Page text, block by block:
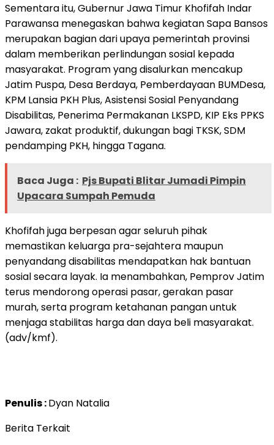
Sementara itu, Gubernur Jawa Timur Khofifah Indar
Parawansa menegaskan bahwa kegiatan Sapa Bansos
merupakan bagian dari upaya pemerintah provinsi
dalam memberikan perlindungan sosial kepada
masyarakat. Program yang disalurkan mencakup
Jatim Puspa, Desa Berdaya, Pemberdayaan BUMDesa,
KPM Lansia PKH Plus, Asistensi Sosial Penyandang
Disabilitas, Penerima Permakanan LKSPD, KIP Eks PPKS
Jawara, zakat produktif, dukungan bagi TKSK, SDM
pendamping PKH, hingga Tagana.
Baca Juga : Pjs Bupati Blitar Jumadi Pimpin
Upacara Sumpah Pemuda
Khofifah juga berpesan agar seluruh pihak
memastikan keluarga pra-sejahtera maupun
penyandang disabilitas mendapatkan hak bantuan
sosial secara layak. Ia menambahkan, Pemprov Jatim
terus mendorong operasi pasar, gerakan pasar
murah, serta program ketahanan pangan untuk
menjaga stabilitas harga dan daya beli masyarakat.
(adv/kmf).
Penulis :Dyan Natalia
Berita Terkait